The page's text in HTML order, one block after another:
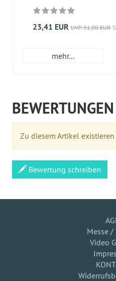
23,41 EUR UVP 31,00 EUR
mehr...
BEWERTUNGEN
Zu diesem Artikel
Bewertung schreiben
Messe /
Video